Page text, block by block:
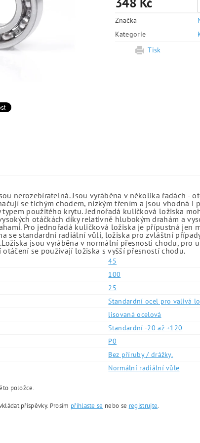
Značka
Kategorie
Tisk
nerozebíratelná. Jsou vyráběna v několika řadách -
se tichým chodem, nízkým třením a jsou vhodná i
použitého krytu. Jednořadá kuličková ložiska
otáčkách díky relativně hlubokým drahám a
Pro jednořadá kuličková ložiska je přípustná jen
se standardní radiální vůlí, ložiska pro zvláštní
jsou vyráběna v normální přesnosti chodu, pro
se používají ložiska s vyšší přesností chodu.
45
100
25
Standardní ocel pro valivá
lisovaná ocelová
Standardní -20 až +120
P0
Bez příruby / drážky.
Normální radiální vůle
položce.
příspěvky. Prosím přihlaste se nebo se registrujte.